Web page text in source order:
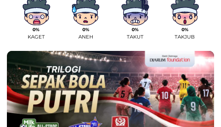
0%
KAGET
0%
ANEH
0%
TAKUT
0%
TAKJUB